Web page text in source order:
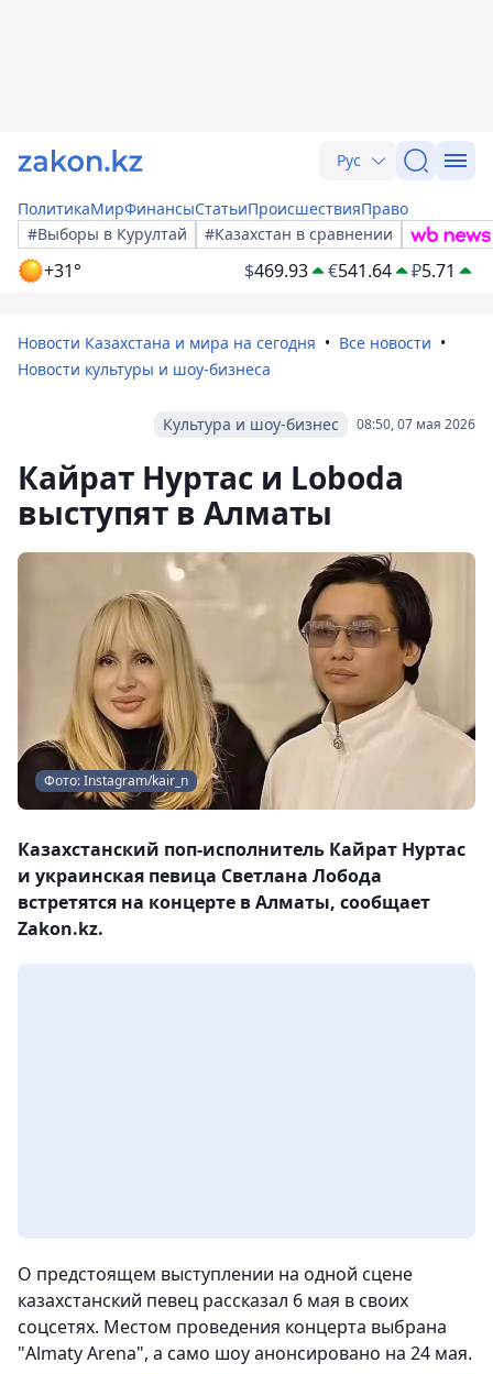
Рус
ПолитикаМирФинансыСтатьиПроисшествияПраво
#Выборы в Курултай
#Казахстан в сравнении
+31° $469.93 €541.64 ₽5.71
Новости Казахстана и мира на сегодня
Все новости
Новости культуры и шоу-бизнеса
08:50, 07 мая 2026
Культура и шоу-бизнес
Кайрат Нуртас и Loboda
выступят в Алматы
Фото: Instagram/kair_n
Казахстанский поп-исполнитель Кайрат Нуртас
и украинская певица Светлана Лобода
встретятся на концерте в Алматы, сообщает
Zakon.kz.
О предстоящем выступлении на одной сцене
казахстанский певец рассказал 6 мая в своих
соцсетях. Местом проведения концерта выбрана
"Almaty Arena", а само шоу анонсировано на 24 мая.